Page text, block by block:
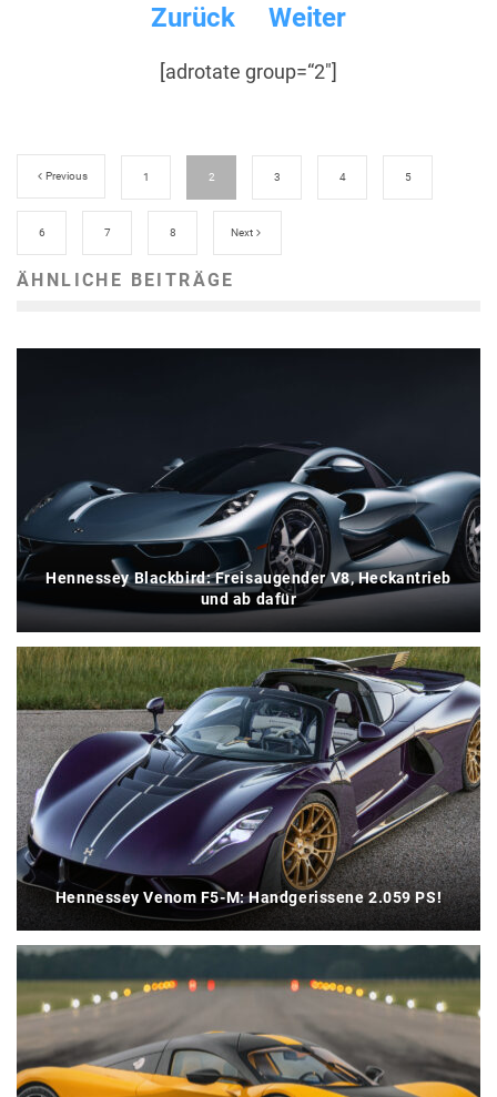
Zurück Weiter
[adrotate group=“2″]
Previous 1 2 3 4 5
6 7 8 Next
ÄHNLICHE BEITRÄGE
Hennessey Blackbird: Freisaugender V8, Heckantrieb
und ab dafür
Hennessey Venom F5-M: Handgerissene 2.059 PS!